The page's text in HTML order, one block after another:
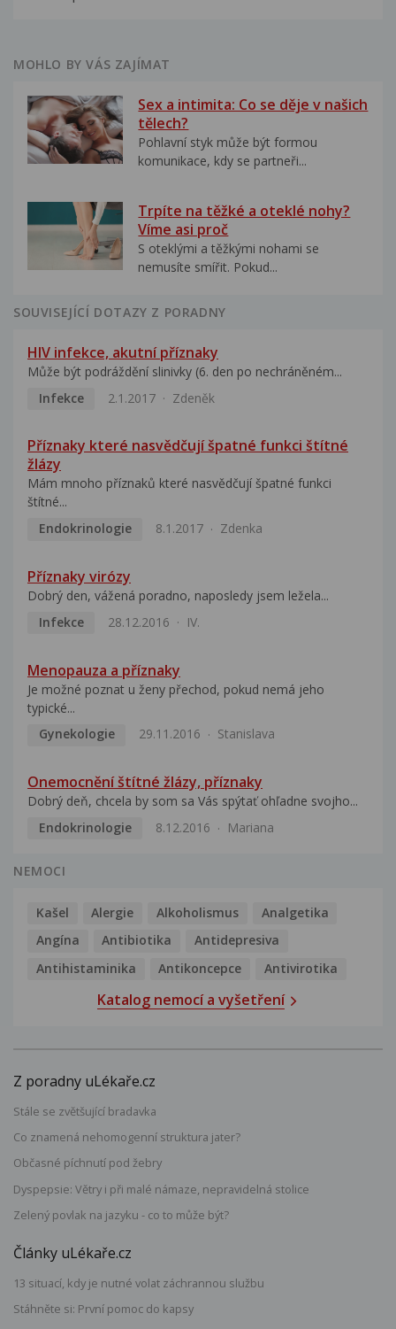
MOHLO BY VÁS ZAJÍMAT
Sex a intimita: Co se děje v našich
tělech?
Pohlavní styk může být formou
komunikace, kdy se partneři...
Trpíte na těžké a oteklé nohy?
Víme asi proč
S oteklými a těžkými nohami se
nemusíte smířit. Pokud...
SOUVISEJÍCÍ DOTAZY Z PORADNY
HIV infekce, akutní příznaky
Může být podráždění slinivky (6. den po nechráněném...
Infekce
2.1.2017 Zdeněk
Příznaky které nasvědčují špatné funkci štítné
žlázy
Mám mnoho příznaků které nasvědčují špatné funkci
štítné...
Endokrinologie
8.1.2017 Zdenka
Příznaky virózy
Dobrý den, vážená poradno, naposledy jsem ležela...
Infekce
28.12.2016 IV.
Menopauza a příznaky
Je možné poznat u ženy přechod, pokud nemá jeho
typické...
Gynekologie
29.11.2016 Stanislava
Onemocnění štítné žlázy, příznaky
Dobrý deň, chcela by som sa Vás spýtať ohľadne svojho...
Endokrinologie
8.12.2016 Mariana
NEMOCI
Kašel Alergie Alkoholismus
Analgetika
Angína
Antibiotika
Antidepresiva
Antihistaminika
Antikoncepce Antivirotika
Katalog nemocí a vyšetření
Z poradny uLékaře.cz
Stále se zvětšující bradavka
Co znamená nehomogenní struktura jater?
Občasné píchnutí pod žebry
Dyspepsie: Větry i při malé námaze, nepravidelná stolice
Zelený povlak na jazyku - co to může být?
Články uLékaře.cz
13 situací, kdy je nutné volat záchrannou službu
Stáhněte si: První pomoc do kapsy